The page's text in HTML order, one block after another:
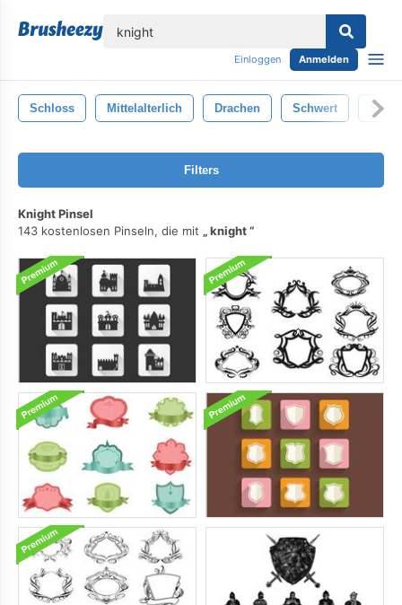
Einloggen Anmelden
Schloss Mittelalterlich Drachen Schwert
Filters
Knight Pinsel
143 kostenlosen Pinseln, die mit
knight